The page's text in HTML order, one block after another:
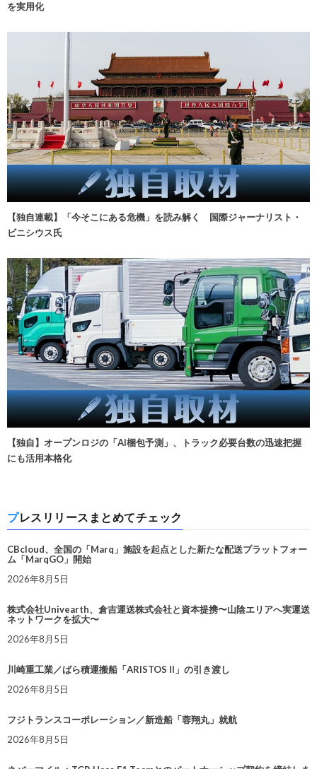
を実用化
【独自連載】「今そこにある危機」を読み解く 国際ジャーナリスト・
ビニシウス氏
【独自】オープンロジの「AI梱包予測」、トラック必要台数の迅速把握
にも活用本格化
プレスリリースまとめてチェック
CBcloud、全国の「Marq」施設を起点とした新たな配送プラットフォー
ム「MarqGO」開始
2026年8月5日
株式会社Univearth、倉吉運送株式会社と資本提携〜山陰エリアへ実運送
ネットワークを拡大〜
2026年8月5日
川崎重工業／ばら積運搬船「ARISTOS II」の引き渡し
2026年8月5日
フジトランスコーポレーション／新造船「蓉翔丸」就航
2026年8月5日